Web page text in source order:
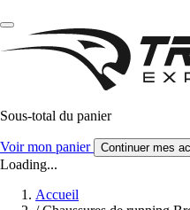
Sous-total du panier
Voir mon panier Continuer mes
Loading...
Accueil